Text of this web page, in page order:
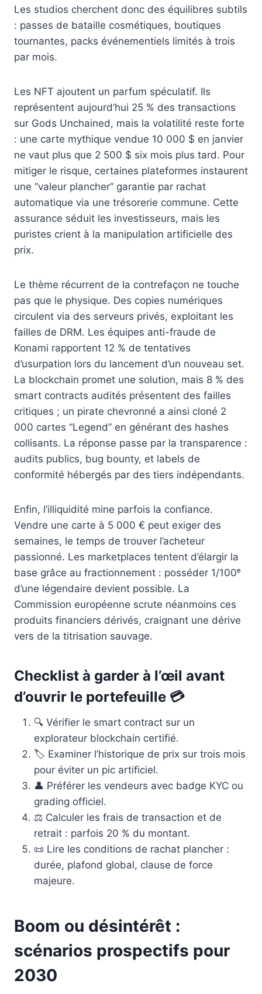
Les studios cherchent donc des équilibres subtils
: passes de bataille cosmétiques, boutiques
tournantes, packs événementiels limités à trois
par mois.
Les NFT ajoutent un parfum spéculatif. Ils
représentent aujourd’hui 25 % des transactions
sur Gods Unchained, mais la volatilité reste forte
: une carte mythique vendue 10 000 $ en janvier
ne vaut plus que 2 500 $ six mois plus tard. Pour
mitiger le risque, certaines plateformes instaurent
une “valeur plancher” garantie par rachat
automatique via une trésorerie commune. Cette
assurance séduit les investisseurs, mais les
puristes crient à la manipulation artificielle des
prix.
Le thème récurrent de la contrefaçon ne touche
pas que le physique. Des copies numériques
circulent via des serveurs privés, exploitant les
failles de DRM. Les équipes anti-fraude de
Konami rapportent 12 % de tentatives
d’usurpation lors du lancement d’un nouveau set.
La blockchain promet une solution, mais 8 % des
smart contracts audités présentent des failles
critiques ; un pirate chevronné a ainsi cloné 2
000 cartes “Legend” en générant des hashes
collisants. La réponse passe par la transparence :
audits publics, bug bounty, et labels de
conformité hébergés par des tiers indépendants.
Enfin, l’illiquidité mine parfois la confiance.
Vendre une carte à 5 000 € peut exiger des
semaines, le temps de trouver l’acheteur
passionné. Les marketplaces tentent d’élargir la
base grâce au fractionnement : posséder 1/100ᵉ
d’une légendaire devient possible. La
Commission européenne scrute néanmoins ces
produits financiers dérivés, craignant une dérive
vers de la titrisation sauvage.
Checklist à garder à l’œil avant
d’ouvrir le portefeuille 💳
🔍 Vérifier le smart contract sur un
explorateur blockchain certifié.
🏷️ Examiner l’historique de prix sur trois mois
pour éviter un pic artificiel.
👤 Préférer les vendeurs avec badge KYC ou
grading officiel.
⚖️ Calculer les frais de transaction et de
retrait : parfois 20 % du montant.
📜 Lire les conditions de rachat plancher :
durée, plafond global, clause de force
majeure.
Boom ou désintérêt :
scénarios prospectifs pour
2030